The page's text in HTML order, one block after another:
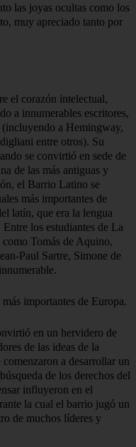
las joyas ocultas como los
muy apreciado tanto por
el corazón intelectual,
a innumerables escritores,
(incluyendo a Hemingway,
entre otros). Su
se convirtió en sede de
de las más antiguas y
el Barrio Latino se
más importantes de
latín, que era la lengua
los estudiantes de La
como Tomás de Aquino,
Paul Sartre, Simone de
en un hervidero de
de las ideas de la
a desarrollar un
de los derechos del
influyeron en el
la cual el barrio jugó un
de muchos líderes y